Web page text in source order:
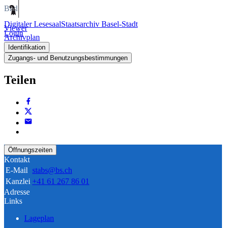
Digitaler LesesaalStaatsarchiv Basel-Stadt
Login
Bild
Viewer
Archivplan
Identifikation
Zugangs- und Benutzungsbestimmungen
Teilen
Öffnungszeiten
Kontakt
E-Mail stabs@bs.ch
Kanzlei +41 61 267 86 01
Adresse
Links
Lageplan